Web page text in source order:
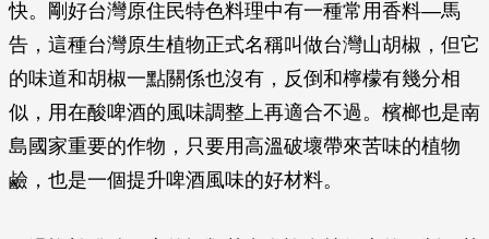
快。剛好台灣原住民特色料理中有一種常用香料—馬
告，這種台灣原生植物正式名稱叫做台灣山胡椒，但它
的味道和胡椒一點關係也沒有，反倒和檸檬有幾分相
似，用在酸啤酒的風味調整上再適合不過。檳榔也是南
島國家重要的作物，只要用高溫破壞帶來苦味的植物
鹼，也是一個提升啤酒風味的好材料。